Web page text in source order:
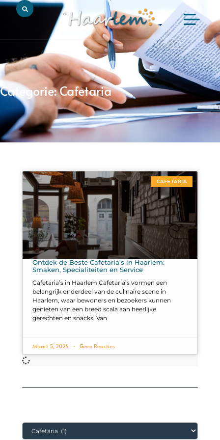
Categorie: Cafetaria
CAFETARIA
Ontdek de Beste Cafetaria's in Haarlem:
Smaken, Specialiteiten en Service
Cafetaria’s in Haarlem Cafetaria’s vormen een
belangrijk onderdeel van de culinaire scene in
Haarlem, waar bewoners en bezoekers kunnen
genieten van een breed scala aan heerlijke
gerechten en snacks. Van
Maart 5, 2024 Geen Reacties